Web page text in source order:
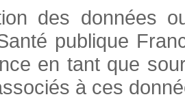
des données
publique
en tant que
à ces